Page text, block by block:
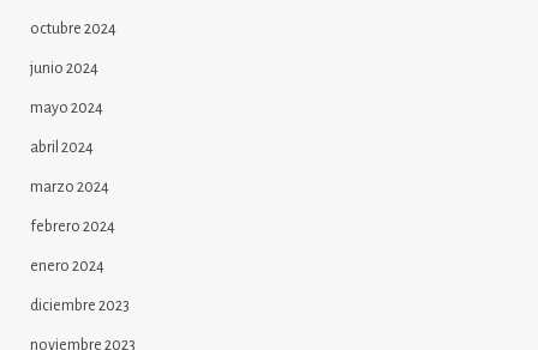
octubre 2024
junio 2024
mayo 2024
abril 2024
marzo 2024
febrero 2024
enero 2024
diciembre 2023
noviembre 2023